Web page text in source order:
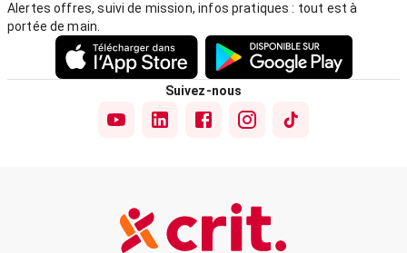
Alertes offres, suivi de mission, infos pratiques : tout est à
portée de main.
Suivez-nous